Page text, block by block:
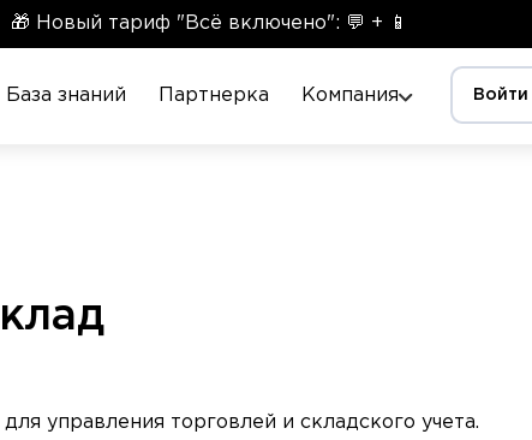
🎁 Новый тариф "Всё включено": 💬 + 📱
База знаний Партнерка Компания Войти
управления торговлей и складского учета.